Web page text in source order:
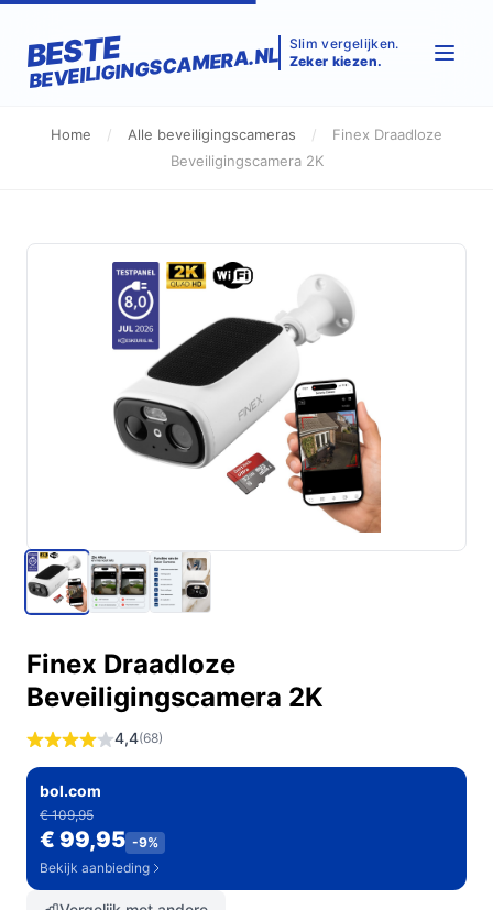
BESTE
BEVEILIGINGSCAMERA.NL Slim vergelijken.
Zeker kiezen.
Home / Alle beveiligingscameras /
Finex Draadloze
Beveiligingscamera 2K
Finex Draadloze
Beveiligingscamera 2K
4,4(68)
bol.com
€ 109,95
€ 99,95 -9%
Bekijk aanbieding